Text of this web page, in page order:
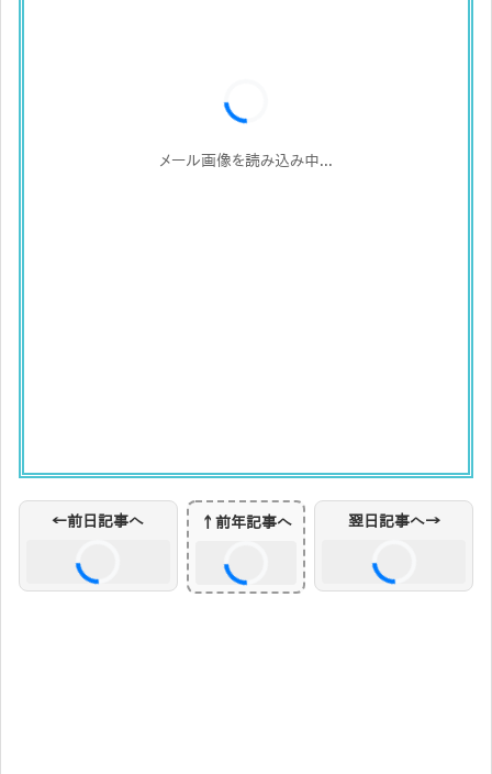
メール画像を読み込み中...
前日・翌日リンクを読み込み中...
←前日記事へ ↑前年記事へ 翌日記事へ→